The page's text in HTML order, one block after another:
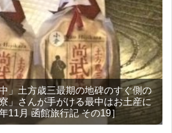
」土方歳三最期の地碑のすぐ側の
」さんが手がける最中はお土産に
11月 函館旅行記 その19］